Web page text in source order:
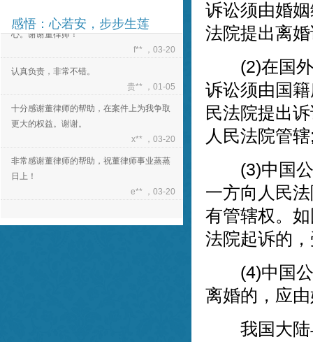
感悟：心若安，步步生莲
心。谢谢董律师！
认真负责，非常不错。
十分感谢董律师的帮助，在案件上为我争取
更大的权益。谢谢。
非常感谢董律师的帮助，祝董律师事业蒸蒸
日上！
董律师为人十分正直和善，对待工作态度诚
诉讼须由婚
法院提出离
(2)在国外
诉讼须由国
民法院提出
人民法院管
(3)中国公
一方向人民
有管辖权。
法院起诉的
(4)中国公
离婚的，应
我国大陆与